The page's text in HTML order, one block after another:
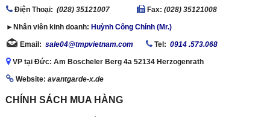
Ðiện Thoại: (028) 35121007 Fax: (028) 35121008
►Nhân viên kinh doanh: Huỳnh Công Chính (Mr.)
Email: sale04@tmpvietnam.com Tel: 0914 .573.068
VP tại Đức: Am Boscheler Berg 4a 52134 Herzogenrath
Website: avantgarde-x.de
CHÍNH SÁCH MUA HÀNG